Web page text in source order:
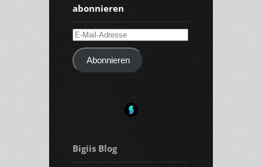
abonnieren
E-
Mail-
AdresseAbonnieren
Bigiis Blog